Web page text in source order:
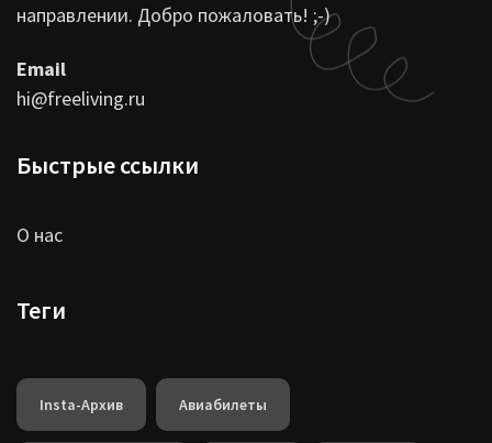
направлении. Добро пожаловать! ;-)
Email
hi@freeliving.ru
Быстрые ссылки
О нас
Теги
Insta-Архив Авиабилеты